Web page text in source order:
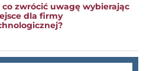
co zwrócić uwagę wybierając
dla firmy